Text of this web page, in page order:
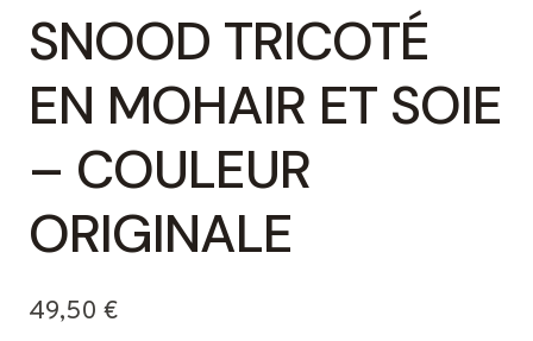
SNOOD TRICOTÉ
EN MOHAIR ET SOIE
– COULEUR
ORIGINALE
49,50 €